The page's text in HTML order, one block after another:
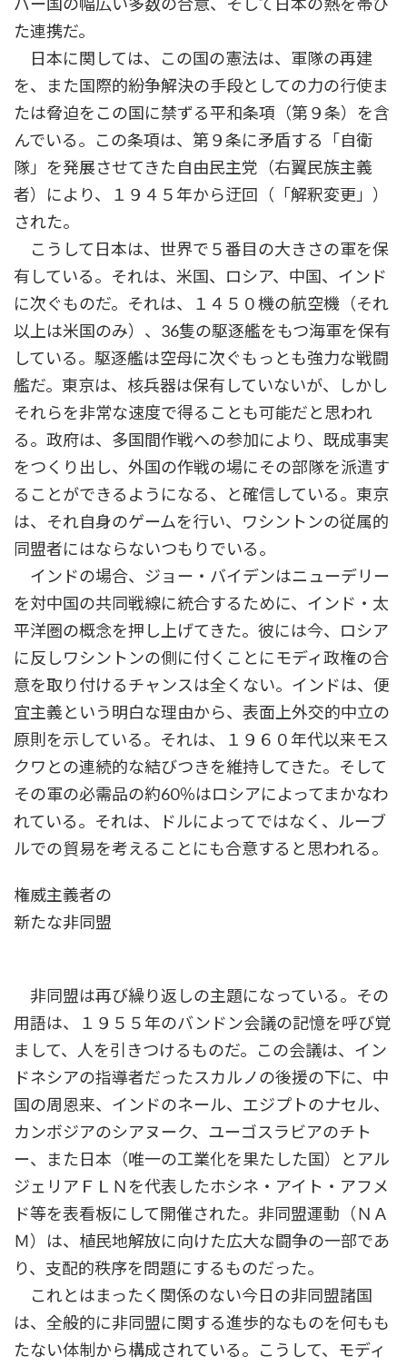
た連携だ。
日本に関しては、この国の憲法は、軍隊の再建
を、また国際的紛争解決の手段としての力の行使ま
たは脅迫をこの国に禁ずる平和条項（第９条）を含
んでいる。この条項は、第９条に矛盾する「自衛
隊」を発展させてきた自由民主党（右翼民族主義
者）により、１９４５年から迂回（「解釈変更」）
された。
こうして日本は、世界で５番目の大きさの軍を保
有している。それは、米国、ロシア、中国、インド
に次ぐものだ。それは、１４５０機の航空機（それ
以上は米国のみ）、36隻の駆逐艦をもつ海軍を保有
している。駆逐艦は空母に次ぐもっとも強力な戦闘
艦だ。東京は、核兵器は保有していないが、しかし
それらを非常な速度で得ることも可能だと思われ
る。政府は、多国間作戦への参加により、既成事実
をつくり出し、外国の作戦の場にその部隊を派遣す
ることができるようになる、と確信している。東京
は、それ自身のゲームを行い、ワシントンの従属的
同盟者にはならないつもりでいる。
インドの場合、ジョー・バイデンはニューデリー
を対中国の共同戦線に統合するために、インド・太
平洋圏の概念を押し上げてきた。彼には今、ロシア
に反しワシントンの側に付くことにモディ政権の合
意を取り付けるチャンスは全くない。インドは、便
宜主義という明白な理由から、表面上外交的中立の
原則を示している。それは、１９６０年代以来モス
クワとの連続的な結びつきを維持してきた。そして
その軍の必需品の約60％はロシアによってまかなわ
れている。それは、ドルによってではなく、ルーブ
ルでの貿易を考えることにも合意すると思われる。
権威主義者の
新たな非同盟
非同盟は再び繰り返しの主題になっている。その
用語は、１９５５年のバンドン会議の記憶を呼び覚
まして、人を引きつけるものだ。この会議は、イン
ドネシアの指導者だったスカルノの後援の下に、中
国の周恩来、インドのネール、エジプトのナセル、
カンボジアのシアヌーク、ユーゴスラビアのチト
ー、また日本（唯一の工業化を果たした国）とアル
ジェリアＦＬＮを代表したホシネ・アイト・アフメ
ド等を表看板にして開催された。非同盟運動（ＮＡ
Ｍ）は、植民地解放に向けた広大な闘争の一部であ
り、支配的秩序を問題にするものだった。
これとはまったく関係のない今日の非同盟諸国
は、全般的に非同盟に関する進歩的なものを何もも
たない体制から構成されている。こうして、モディ